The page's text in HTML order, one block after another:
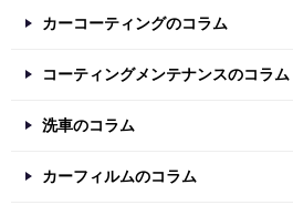
カーコーティングのコラム
コーティングメンテナンスのコラム
洗車のコラム
カーフィルムのコラム